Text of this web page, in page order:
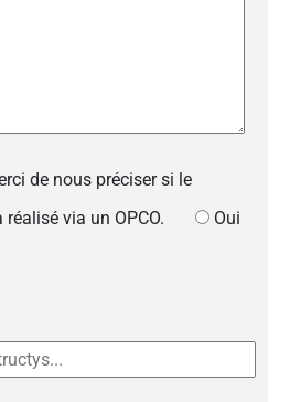
de nous préciser si le
via un OPCO.
Oui